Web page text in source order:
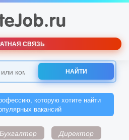
СВЯЗЬ
НАЙТИ
которую хотите найти
вакансий
Бухгалтер
Директор